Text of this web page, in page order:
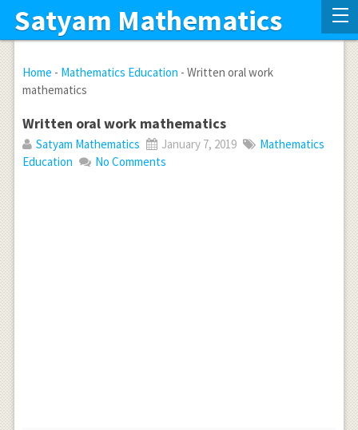
Satyam Mathematics
Home - Mathematics Education - Written oral work
mathematics
Written oral work mathematics
Satyam Mathematics January 7, 2019
Mathematics
Education
No Comments